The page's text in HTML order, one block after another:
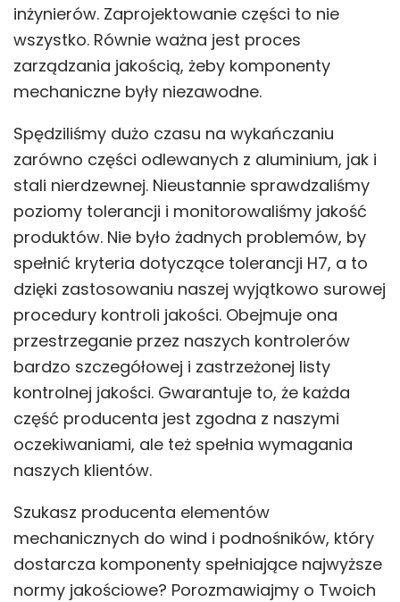
inżynierów. Zaprojektowanie części to nie
wszystko. Równie ważna jest proces
zarządzania jakością, żeby komponenty
mechaniczne były niezawodne.
Spędziliśmy dużo czasu na wykańczaniu
zarówno części odlewanych z aluminium, jak i
stali nierdzewnej. Nieustannie sprawdzaliśmy
poziomy tolerancji i monitorowaliśmy jakość
produktów. Nie było żadnych problemów, by
spełnić kryteria dotyczące tolerancji H7, a to
dzięki zastosowaniu naszej wyjątkowo surowej
procedury kontroli jakości. Obejmuje ona
przestrzeganie przez naszych kontrolerów
bardzo szczegółowej i zastrzeżonej listy
kontrolnej jakości. Gwarantuje to, że każda
część producenta jest zgodna z naszymi
oczekiwaniami, ale też spełnia wymagania
naszych klientów.
Szukasz producenta elementów
mechanicznych do wind i podnośników, który
dostarcza komponenty spełniające najwyższe
normy jakościowe? Porozmawiajmy o Twoich